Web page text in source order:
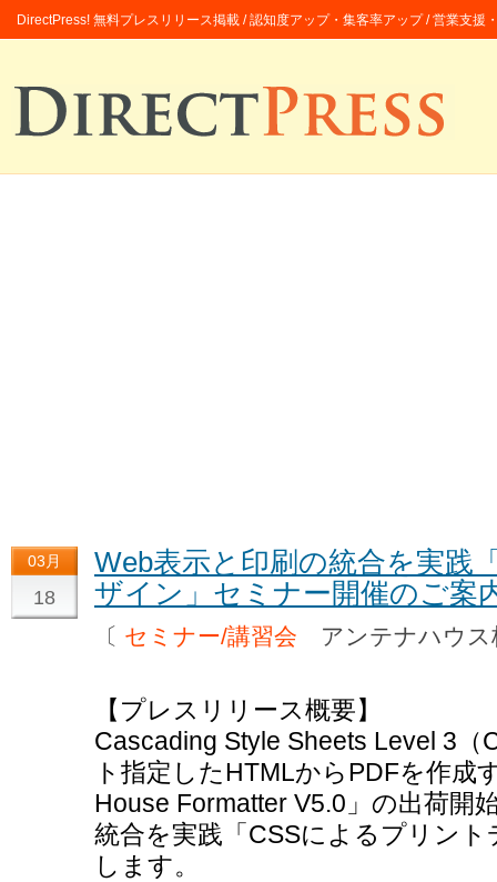
DirectPress! 無料プレスリリース掲載 / 認知度アップ・集客率アップ / 営業支援
03月
18
Web表示と印刷の統合を実践
ザイン」セミナー開催のご案
〔 セミナー/講習会 アンテナハウ
【プレスリリース概要】
Cascading Style Sheets Level 3
ト指定したHTMLからPDFを作成
House Formatter V5.0」の出荷開
統合を実践「CSSによるプリン
します。